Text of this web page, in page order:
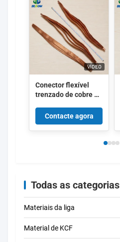
VÍDEO
Conector flexível
trenzado de cobre de
tratamento de
superfície
personalizável para
Contacte agora
Todas as categorias
Materiais da liga
Material de KCF